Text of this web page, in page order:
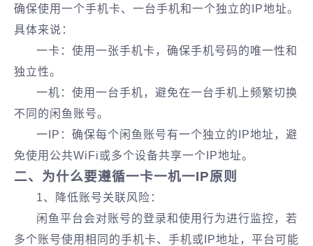
确保使用一个手机卡、一台手机和一个独立的IP地址。
具体来说：
‌一卡‌：使用一张手机卡，确保手机号码的唯一性和
独立性。
‌一机‌：使用一台手机，避免在一台手机上频繁切换
不同的闲鱼账号。
‌一IP‌：确保每个闲鱼账号有一个独立的IP地址，避
免使用公共WiFi或多个设备共享一个IP地址。
‌二、为什么要遵循一卡一机一IP原则‌
1、降低账号关联风险‌：
闲鱼平台会对账号的登录和使用行为进行监控，若
多个账号使用相同的手机卡、手机或IP地址，平台可能